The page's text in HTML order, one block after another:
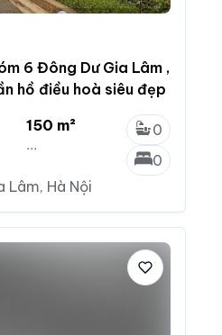
6 Đông Dư Gia Lâm ,
hồ điều hoà siêu đẹp
150 m²
...
0
0
Lâm, Hà Nội